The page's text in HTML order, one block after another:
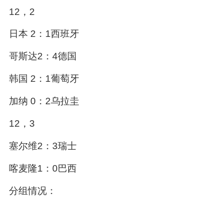
12，2
日本 2：1西班牙
哥斯达2：4德国
韩国 2：1葡萄牙
加纳 0：2乌拉圭
12，3
塞尔维2：3瑞士
喀麦隆1：0巴西
分组情况：